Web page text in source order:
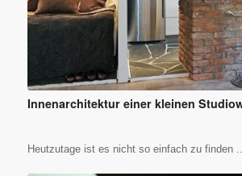
Innenarchitektur einer kleinen
Heutzutage ist es nicht so einfach zu finden ...